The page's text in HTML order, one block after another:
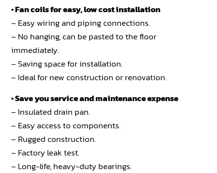
• Fan coils for easy, low cost installation
– Easy wiring and piping connections.
– No hanging, can be pasted to the floor
immediately.
– Saving space for installation.
– Ideal for new construction or renovation.
• Save you service and maintenance expense
– Insulated drain pan.
– Easy access to components.
– Rugged construction.
– Factory leak test.
– Long-life, heavy-duty bearings.